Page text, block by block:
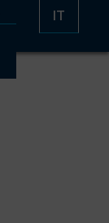
IT